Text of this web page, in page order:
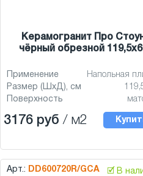
Керамогранит Про
чёрный обрезной
Применение
Напольная
Размер (ШхД), см
Поверхность
3176 руб / м2
Арт.: DD600720R/GCA 🗹 В